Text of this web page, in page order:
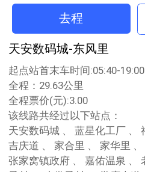
去程
天安数码城-东风里
起点站首末车时间:05:40-19:00
全程：29.63公里
全程票价(元):3.00
该线路共经过以下站点：
天安数码城 、 蓝星化工厂 、 福保产业园 、 知景道 、
吉庆道 、 家合里 、 家华里 、 锦江之星 、 灵泉南里 、
张家窝镇政府 、 嘉佑温泉 、 老君堂 、 高家村 、 大卷